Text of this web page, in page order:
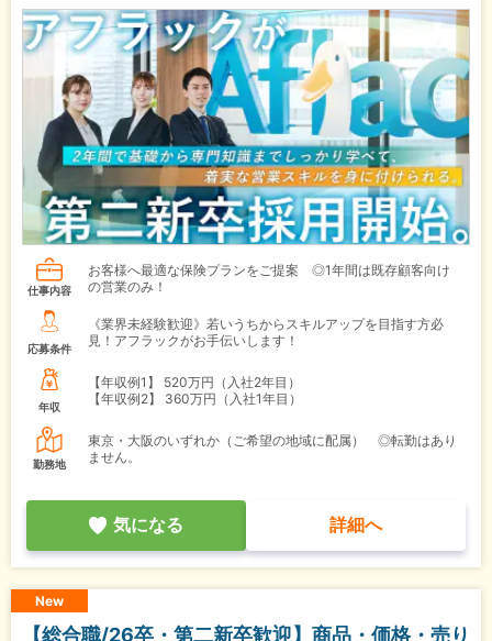
仕事内容
お客様へ最適な保険プランをご提案 ◎1年間は既存顧客向け
の営業のみ！
応募条件
《業界未経験歓迎》若いうちからスキルアップを目指す方必
見！アフラックがお手伝いします！
年収
【年収例1】
520万円（入社2年目）
【年収例2】
360万円（入社1年目）
勤務地
東京・大阪のいずれか（ご希望の地域に配属） ◎転勤はあり
ません。
気になる 詳細へ
New
【総合職/26卒・第二新卒歓迎】商品・価格・売り